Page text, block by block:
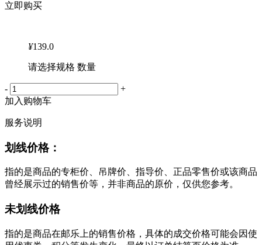
立即购买
¥139.0
请选择规格 数量
-
+
加入购物车
服务说明
划线价格：
指的是商品的专柜价、吊牌价、指导价、正品零售价或该商品
曾经展示过的销售价等，并非商品的原价，仅供您参考。
未划线价格
指的是商品在邮乐上的销售价格，具体的成交价格可能会因使